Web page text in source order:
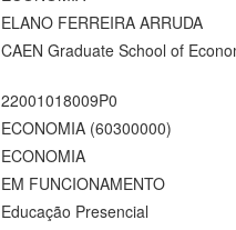
ELANO FERREIRA ARRUDA
CAEN Graduate School of
22001018009P0
ECONOMIA (60300000)
ECONOMIA
EM FUNCIONAMENTO
Educação Presencial